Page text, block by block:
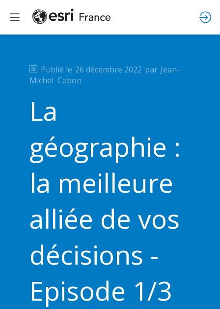
Publié le 26 décembre 2022 par Jean-
Michel Cabon
La
géographie :
la meilleure
alliée de vos
décisions -
Episode 1/3